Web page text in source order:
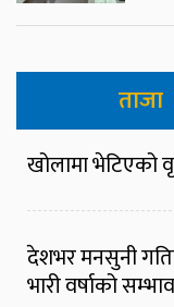
ताजा
खोलामा भेटिएको
देशभर मनसुनी
भारी वर्षाको